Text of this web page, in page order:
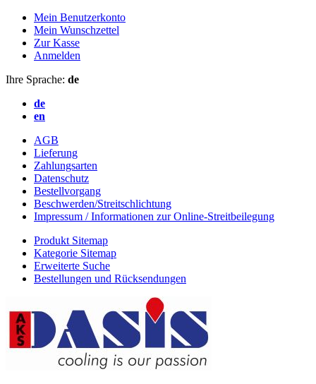
Mein Benutzerkonto
Mein Wunschzettel
Zur Kasse
Anmelden
Ihre Sprache: de
de
en
AGB
Lieferung
Zahlungsarten
Datenschutz
Bestellvorgang
Beschwerden/Streitschlichtung
Impressum / Informationen zur Online-Streitbeilegung
Produkt Sitemap
Kategorie Sitemap
Erweiterte Suche
Bestellungen und Rücksendungen